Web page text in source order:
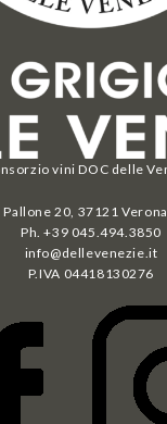
vini DOC delle
Pallone 20, 37121
Ph. +39 045.494.3850
info@dellevenezie.it
P.IVA 04418130276